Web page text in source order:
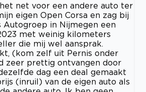
net voor een andere auto ter
eigen Open Corsa en zag bij
Autogroep in Nijmegen een
met weinig kilometers
die mij wel aansprak.
(kom zelf uit Pernis onder
zeer prettig ontvangen door
dag een deal gemaakt
(inruil) van de eigen auto als